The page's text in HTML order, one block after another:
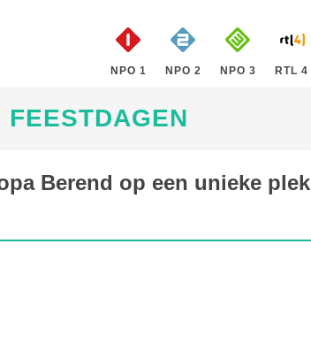
NPO 1 NPO 2 NPO 3 RTL 4
Berend op een unieke plek